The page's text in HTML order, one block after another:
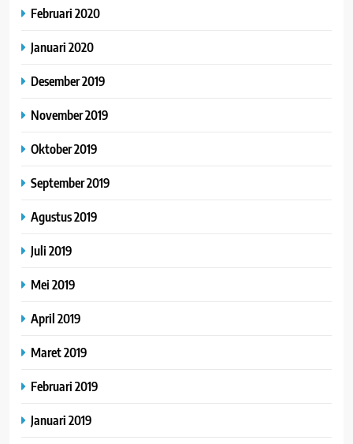
Februari 2020
Januari 2020
Desember 2019
November 2019
Oktober 2019
September 2019
Agustus 2019
Juli 2019
Mei 2019
April 2019
Maret 2019
Februari 2019
Januari 2019